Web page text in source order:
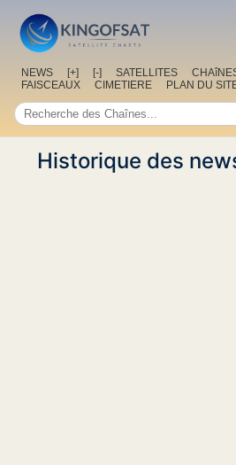
NEWS [+] [-] SATELLITES
FAISCEAUX
CIMETIERE PLAN DU
Historique des